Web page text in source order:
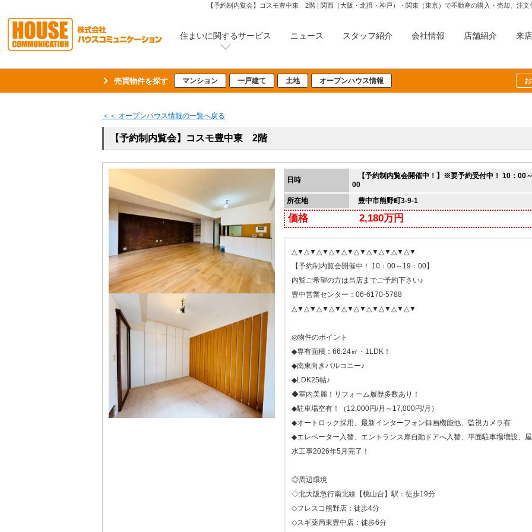
【予約制内覧会】コスモ豊中東 2階 | 関西（大阪・北摂・神戸）・関東（東京）で不動産の購入・売却、注
住まいに関するサービス ニュース スタッフ紹介 会社情報 店舗紹介 来
売買物件を探す マンション 一戸建て 土地 オープンハウス情報
＜＜ オープンハウス情報の一覧へ戻る
【予約制内覧会】コスモ豊中東 2階
日時
【予約制内覧会開催中！】※要予約受付中！ 10：00
00
所在地
豊中市熊野町3-9-1
価格 2,180万円
△▼△▼△▼△▼△▼△▼△▼△▼△▼△▼
【予約制内覧会開催中！ 10：00～19：00】
内覧ご希望の方は当店までご予約下さい♪
豊中営業センター：06-6170-5788
△▼△▼△▼△▼△▼△▼△▼△▼△▼△▼
◎物件のポイント
◆専有面積：66.24㎡・1LDK！
◆南東向きバルコニー♪
◆LDK25帖♪
◆室内美麗！リフォーム履歴多数あり！
◆駐車場空有！（12,000円/月～17,000円/月）
◆オートロック採用、最新インターフォン録画機能他、監視カメラ有
◆エレベーター入替、エントランス扉自動ドアへ入替、平面駐車場増設、
水工事2026年5月完了！
◎周辺環境
◇北大阪急行南北線【桃山台】駅：徒歩19分
◇フレスコ熊野店：徒歩4分
◇スギ薬局東豊中店：徒歩6分